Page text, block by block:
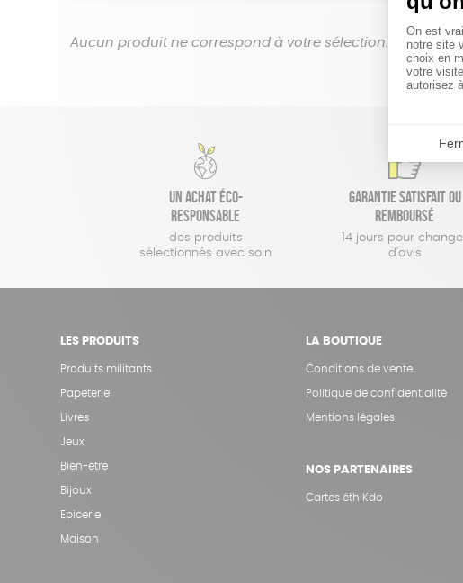
Aucun produit ne correspond à votre sélection.
Un achat éco-
responsable
des produits
sélectionnés avec soin
Garantie satisfait ou
remboursé
14 jours pour
d'avis
LES PRODUITS
Produits militants
Papeterie
Livres
Jeux
Bien-être
Bijoux
Epicerie
Maison
LA BOUTIQUE
Conditions de vente
Politique de confidentialité
Mentions légales
NOS PARTENAIRES
Cartes éthiKdo